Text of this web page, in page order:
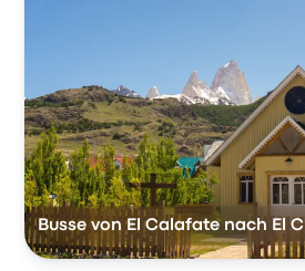
Busse von El Calafate nach El